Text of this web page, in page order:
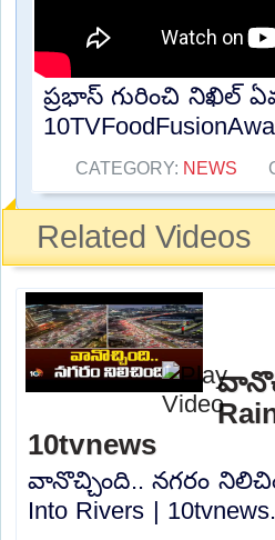
ప్రభాస్ గురించి నిఖిల్
CATEGORY: NEWS
Related Videos
10tvnews
వానొచ్చింది.. నగరం
Into Rivers |